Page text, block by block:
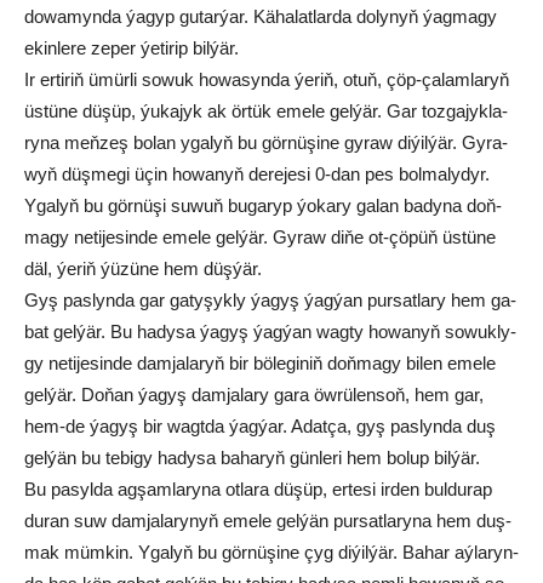
do­wa­myn­da ýa­gyp gu­tar­ýar. Kä­ha­lat­lar­da do­ly­nyň ýag­ma­gy
ekin­le­re ze­per ýe­ti­rip bil­ýär.
Ir er­ti­riň ümür­li so­wuk ho­wa­syn­da ýe­riň, otuň, çöp-ça­lam­la­ryň
üs­tü­ne dü­şüp, ýu­ka­jyk ak ör­tük eme­le gel­ýär. Gar toz­ga­jyk­la­
ryna meňzeş bolan yga­lyň bu gör­nü­şi­ne gy­raw di­ýil­ýär. Gy­ra­
wyň düş­me­gi üçin ho­wa­nyň de­re­je­si 0-dan pes bol­ma­ly­dyr.
Yga­lyň bu gör­nü­şi su­wuň bu­ga­ryp ýo­ka­ry ga­lan ba­dy­na doň­
ma­gy ne­ti­je­sin­de eme­le gel­ýär. Gy­raw di­ňe ot-çö­püň üs­tü­ne
däl, ýe­riň ýü­zü­ne hem düş­ýär.
Gyş pas­lyn­da gar ga­ty­şyk­ly ýa­gyş ýag­ýan pur­sat­la­ry hem ga­
bat gel­ýär. Bu ha­dy­sa ýa­gyş ýag­ýan wag­ty ho­wa­nyň so­wuk­ly­
gy ne­ti­je­sin­de dam­ja­la­ryň bir bö­le­gi­niň doň­ma­gy bi­len eme­le
gel­ýär. Do­ňan ýa­gyş dam­ja­la­ry ga­ra öw­rü­len­soň, hem gar,
hem-de ýa­gyş bir wagt­da ýag­ýar. Adat­ça, gyş pas­lyn­da duş
gel­ýän bu te­bi­gy ha­dy­sa ba­ha­ryň gün­le­ri hem bo­lup bil­ýär.
Bu pa­syl­da ag­şam­la­ry­na ot­la­ra dü­şüp, er­te­si ir­den bul­du­rap
du­ran suw dam­ja­la­ry­nyň eme­le gel­ýän pur­sat­la­ry­na hem duş­
mak müm­kin. Yga­lyň bu gör­nü­şi­ne çyg di­ýil­ýär. Ba­har aý­la­ryn­